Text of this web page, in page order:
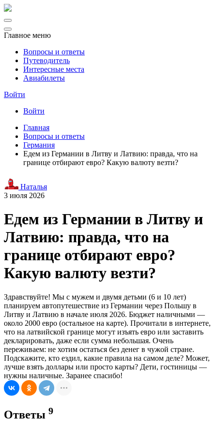
Главное меню
Вопросы и ответы
Путеводитель
Интересные места
Авиабилеты
Войти
Войти
Главная
Вопросы и ответы
Германия
Едем из Германии в Литву и Латвию: правда, что на
границе отбирают евро? Какую валюту везти?
Наталья
3 июля 2026
Едем из Германии в Литву и
Латвию: правда, что на
границе отбирают евро?
Какую валюту везти?
Здравствуйте! Мы с мужем и двумя детьми (6 и 10 лет)
планируем автопутешествие из Германии через Польшу в
Литву и Латвию в начале июля 2026. Бюджет наличными —
около 2000 евро (остальное на карте). Прочитали в интернете,
что на латвийской границе могут изъять евро или заставить
декларировать, даже если сумма небольшая. Очень
переживаем: не хотим остаться без денег в чужой стране.
Подскажите, кто ездил, какие правила на самом деле? Может,
лучше взять доллары или просто карты? Дети, гостиницы —
нужны наличные. Заранее спасибо!
Ответы 9